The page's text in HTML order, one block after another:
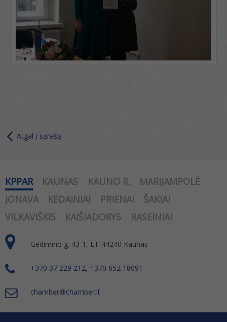
Atgal į sąrašą
KPPAR KAUNAS KAUNO R.
MARIJAMPOLĖ
JONAVA
KĖDAINIAI PRIENAI
ŠAKIAI
VILKAVIŠKIS
KAIŠIADORYS RASEINIAI
Gedimino g. 43-1, LT-44240 Kaunas
+370 37 229 212, +370 652 18091
chamber@chamber.lt